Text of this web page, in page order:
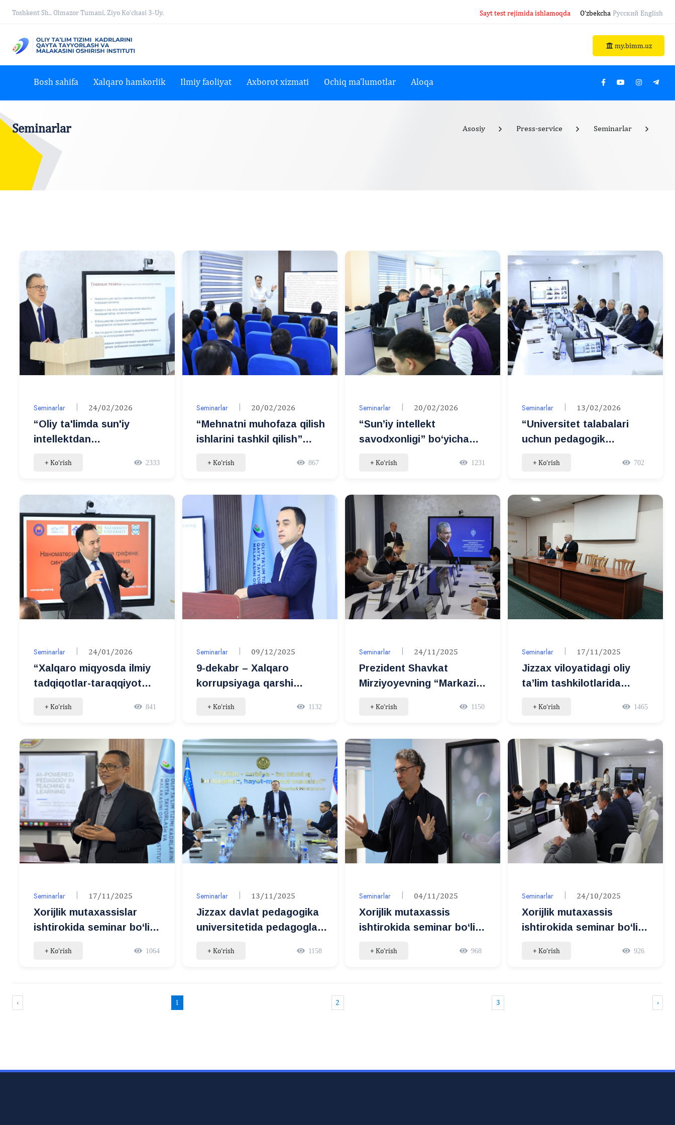
Toshkent Sh., Olmazor Tumani, Ziyo Ko‘chasi 3-Uy. Sayt test rejimida ishlamoqda O‘zbekcha Русский English
my.bimm.uz
Bosh sahifa Xalqaro hamkorlik Ilmiy faoliyat Axborot xizmati Ochiq ma’lumotlar Aloqa
Seminarlar Asosiy Press-service Seminarlar
Seminarlar 24/02/2026
“Oliy ta'limda sun'iy
intellektdan
+ Ko‘rish 2333
Seminarlar 20/02/2026
“Mehnatni muhofaza qilish
ishlarini tashkil qilish”
+ Ko‘rish 867
Seminarlar 20/02/2026
“Sun’iy intellekt
savodxonligi” bo‘yicha
+ Ko‘rish 1231
Seminarlar 13/02/2026
“Universitet talabalari
uchun pedagogik
amaliy seminar
+ Ko‘rish 702
Seminarlar 24/01/2026
“Xalqaro miqyosda ilmiy
tadqiqotlar-taraqqiyot
+ Ko‘rish 841
Seminarlar 09/12/2025
9-dekabr – Xalqaro
korrupsiyaga qarshi
+ Ko‘rish 1132
Seminarlar 24/11/2025
Prezident Shavkat
Mirziyoyevning “Markaziy
o‘rganishga bag‘ishlangan
seminar bo‘lib o‘tdi
+ Ko‘rish 1150
Seminarlar 17/11/2025
Jizzax viloyatidagi oliy
ta’lim tashkilotlarida
+ Ko‘rish 1465
Seminarlar 17/11/2025
Xorijlik mutaxassislar
ishtirokida seminar bo‘lib
+ Ko‘rish 1064
Seminarlar 13/11/2025
Jizzax davlat pedagogika
universitetida pedagoglar
+ Ko‘rish 1158
Seminarlar 04/11/2025
Xorijlik mutaxassis
ishtirokida seminar bo‘lib
+ Ko‘rish 968
Seminarlar 24/10/2025
Xorijlik mutaxassis
ishtirokida seminar bo‘lib
+ Ko‘rish 926
‹ 1 2 3 ›